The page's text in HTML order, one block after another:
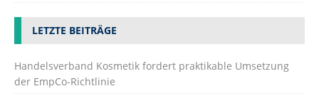
LETZTE BEITRÄGE
Handelsverband Kosmetik fordert praktikable Umsetzung
der EmpCo-Richtlinie